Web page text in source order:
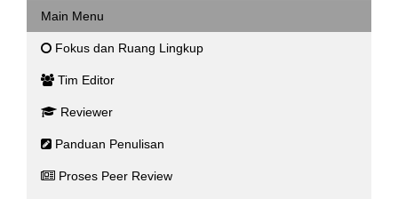
Main Menu
Fokus dan Ruang Lingkup
Tim Editor
Reviewer
Panduan Penulisan
Proses Peer Review